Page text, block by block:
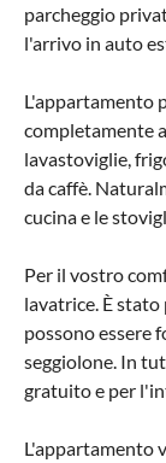
parcheggio
l'arrivo in auto
L'appartamento
completamente
lavastoviglie,
da caffè.
cucina e le
Per il vostro
lavatrice. È
possono essere
seggiolone. In
gratuito e per
L'appartamento